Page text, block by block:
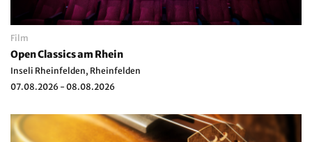
Film
Open Classics am Rhein
Inseli Rheinfelden, Rheinfelden
07.08.2026 - 08.08.2026